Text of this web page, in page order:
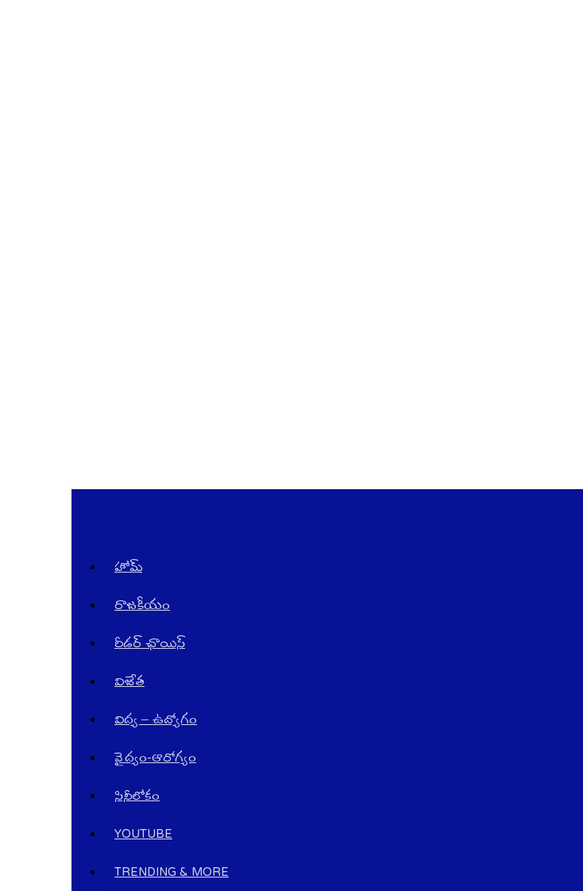
హోమ్
రాజ‌కీయం
రీడర్ ఛాయిస్
విజేత
విద్య – ఉద్యోగం
వైద్యం-ఆరోగ్యం
సినీలోకం
YOUTUBE
TRENDING & MORE